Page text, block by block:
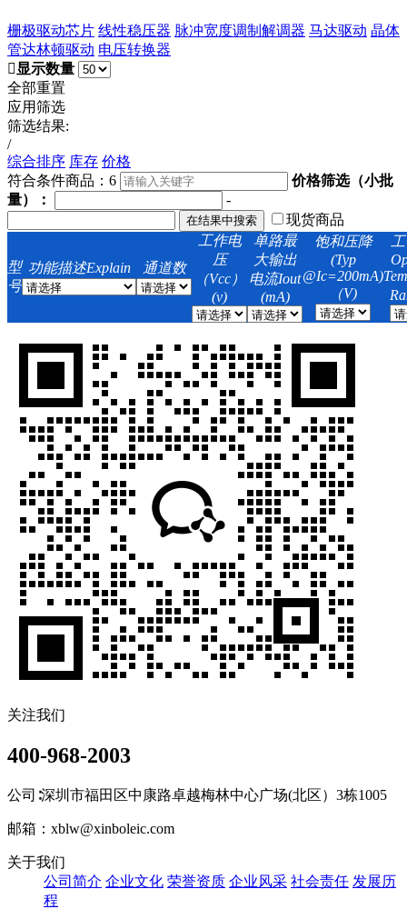
栅极驱动芯片 线性稳压器 脉冲宽度调制解调器 马达驱动 晶体
管达林顿驱动 电压转换器
显示数量
全部重置
应用筛选
筛选结果:
/
综合排序 库存 价格
符合条件商品： 6
价格筛选（小批
量）：
-
现货商品
型
号
功能描述Explain 通道数
工作电
压
（Vcc）
(v)
单路最
大输出
电流Iout
(mA)
饱和压降
(Typ
@Ic=200mA)
（V)
关注我们
400-968-2003
公司∶深圳市福田区中康路卓越梅林中心广场(北区）3栋1005
邮箱：xblw@xinboleic.com
关于我们
公司简介 企业文化 荣誉资质 企业风采 社会责任 发展历
程